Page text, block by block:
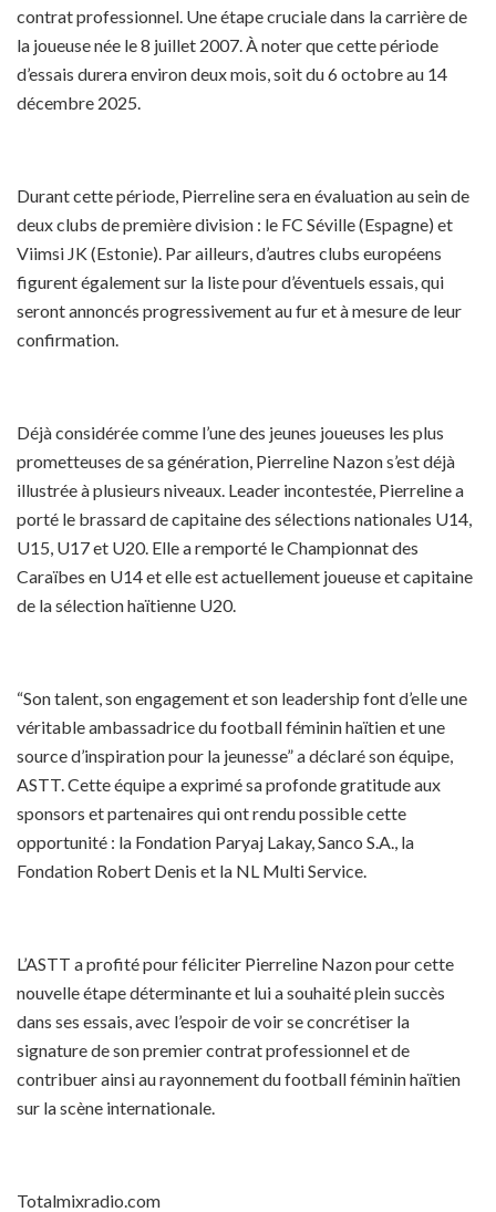
contrat professionnel. Une étape cruciale dans la carrière de
la joueuse née le 8 juillet 2007. À noter que cette période
d’essais durera environ deux mois, soit du 6 octobre au 14
décembre 2025.
Durant cette période, Pierreline sera en évaluation au sein de
deux clubs de première division : le FC Séville (Espagne) et
Viimsi JK (Estonie). Par ailleurs, d’autres clubs européens
figurent également sur la liste pour d’éventuels essais, qui
seront annoncés progressivement au fur et à mesure de leur
confirmation.
Déjà considérée comme l’une des jeunes joueuses les plus
prometteuses de sa génération, Pierreline Nazon s’est déjà
illustrée à plusieurs niveaux. Leader incontestée, Pierreline a
porté le brassard de capitaine des sélections nationales U14,
U15, U17 et U20. Elle a remporté le Championnat des
Caraïbes en U14 et elle est actuellement joueuse et capitaine
de la sélection haïtienne U20.
“Son talent, son engagement et son leadership font d’elle une
véritable ambassadrice du football féminin haïtien et une
source d’inspiration pour la jeunesse” a déclaré son équipe,
ASTT. Cette équipe a exprimé sa profonde gratitude aux
sponsors et partenaires qui ont rendu possible cette
opportunité : la Fondation Paryaj Lakay, Sanco S.A., la
Fondation Robert Denis et la NL Multi Service.
L’ASTT a profité pour féliciter Pierreline Nazon pour cette
nouvelle étape déterminante et lui a souhaité plein succès
dans ses essais, avec l’espoir de voir se concrétiser la
signature de son premier contrat professionnel et de
contribuer ainsi au rayonnement du football féminin haïtien
sur la scène internationale.
Totalmixradio.com